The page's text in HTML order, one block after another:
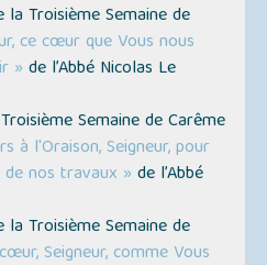
Troisième Semaine de
ce cœur que Vous nous
» de l’Abbé Nicolas Le
Semaine de Carême
à l'Oraison, Seigneur, pour
nos travaux » de l’Abbé
Troisième Semaine de
Seigneur, comme Vous